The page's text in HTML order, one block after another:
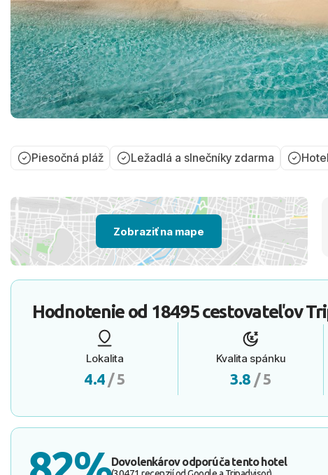
Piesočná pláž Ležadlá a slnečníky zdarma
Zobraziť na mape
Hodnotenie od 18495 cestovateľov
Lokalita
4.4 / 5
Kvalita spánku
3.8 / 5
Dovolenkárov odporúča tento hotel